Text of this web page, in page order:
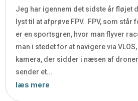
Jeg har igennem det sidste år fløjet
lyst til at afprøve FPV. FPV, som står
er en sportsgren, hvor man flyver
man i stedet for at navigere via
kamera, der sidder i næsen af
sender et...
læs mere